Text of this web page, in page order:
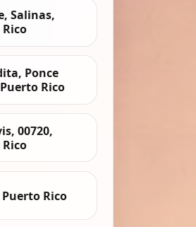
Salinas,
Ponce
Rico
00720,
Puerto Rico